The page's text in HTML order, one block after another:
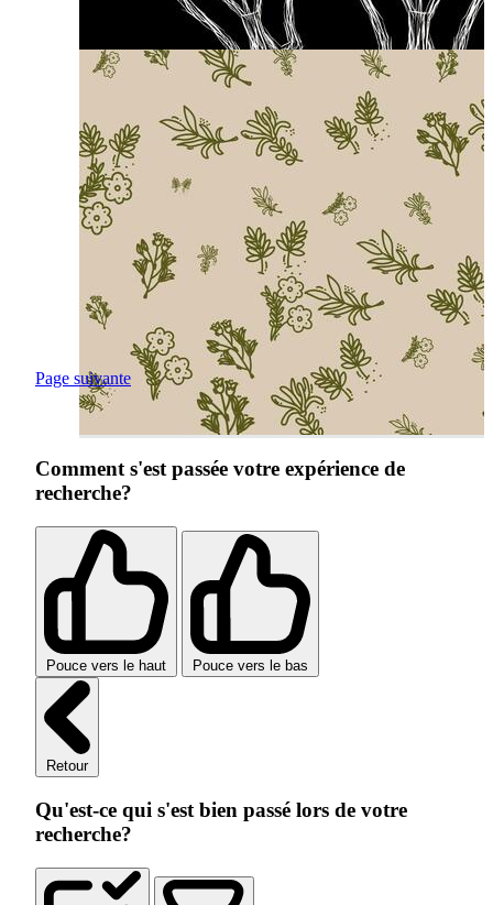
Page suivante
Comment s'est passée votre expérience de
recherche?
Pouce vers le haut Pouce vers le bas
Retour
Qu'est-ce qui s'est bien passé lors de votre
recherche?